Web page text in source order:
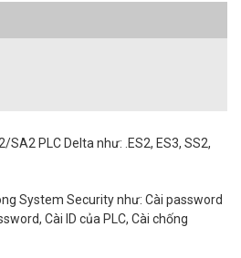
SA2 PLC Delta như: .ES2, ES3, SS2,
System Security như: Cài password
Cài ID của PLC, Cài chống